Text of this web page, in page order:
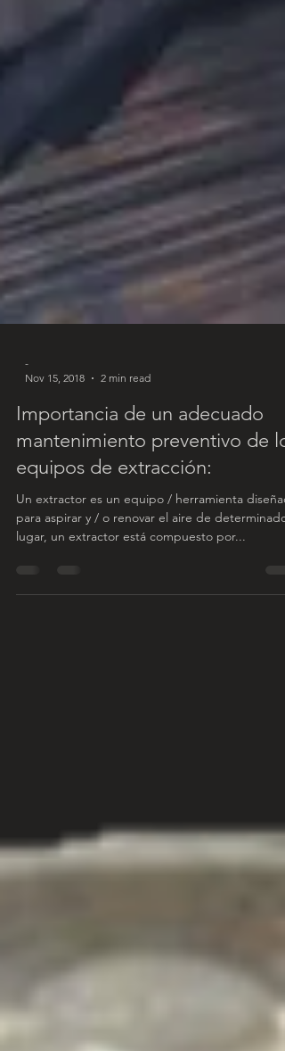
Nov 15, 2018
2 min read
Importancia de un adecuado
mantenimiento preventivo de
equipos de extracción:
Un extractor es un equipo / herramienta